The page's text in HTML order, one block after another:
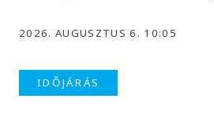
2026. AUGUSZTUS 6. 10:05
IDŐJÁRÁS